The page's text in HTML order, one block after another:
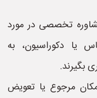
تخصصی در مورد
یا دکوراسیون، به
بگیرند.
مرجوع یا تعویض